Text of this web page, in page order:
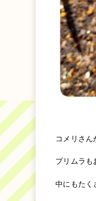
コメリさん
プリムラも
中にもたく